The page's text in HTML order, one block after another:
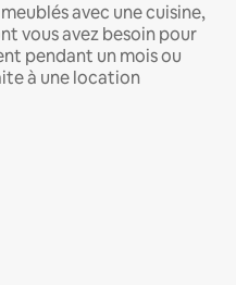
avec une cuisine,
vous avez besoin pour
pendant un mois ou
à une location